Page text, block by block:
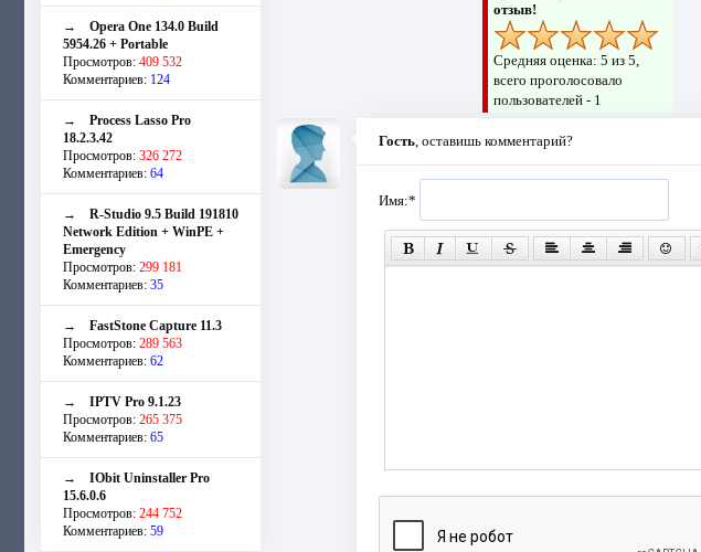
→ Opera One 134.0 Build
5954.26 + Portable
Просмотров: 409 532
Комментариев: 124
→ Process Lasso Pro
18.2.3.42
Просмотров: 326 272
Комментариев: 64
→ R-Studio 9.5 Build 191810
Network Edition + WinPE +
Emergency
Просмотров: 299 181
Комментариев: 35
→ FastStone Capture 11.3
Просмотров: 289 563
Комментариев: 62
→ IPTV Pro 9.1.23
Просмотров: 265 375
Комментариев: 65
→ IObit Uninstaller Pro
15.6.0.6
Просмотров: 244 752
Комментариев: 59
отзыв!
Средняя оценка: 5 из 5,
всего проголосовало
пользователей - 1
Гость, оставишь комментарий?
Имя:*